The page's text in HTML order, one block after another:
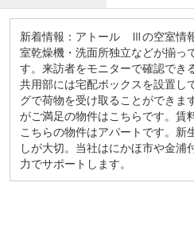
新着情報：アトール Ⅲの空室情
室乾燥機・洗面所独立などが揃っ
す。来訪者をモニターで確認でき
共用部には宅配ボックスを設置し
グで荷物を受け取ることができま
がご満足の物件はこちらです。賃
こちらの物件はアパートです。新
しが大切。当社はにかほ市や金浦
力でサポートします。